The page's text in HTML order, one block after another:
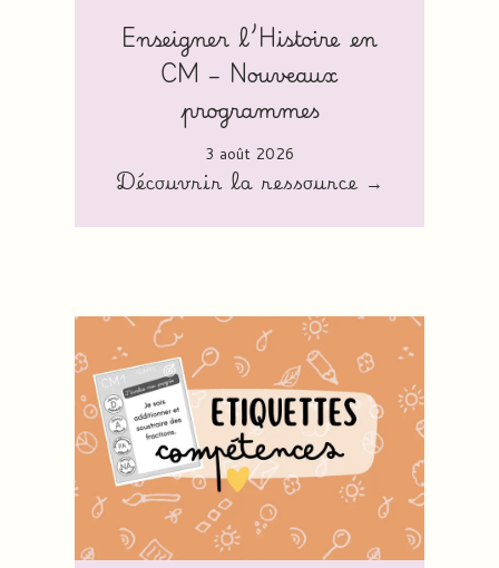
Enseigner l’Histoire en
CM – Nouveaux
programmes
3 août 2026
Découvrir la ressource →